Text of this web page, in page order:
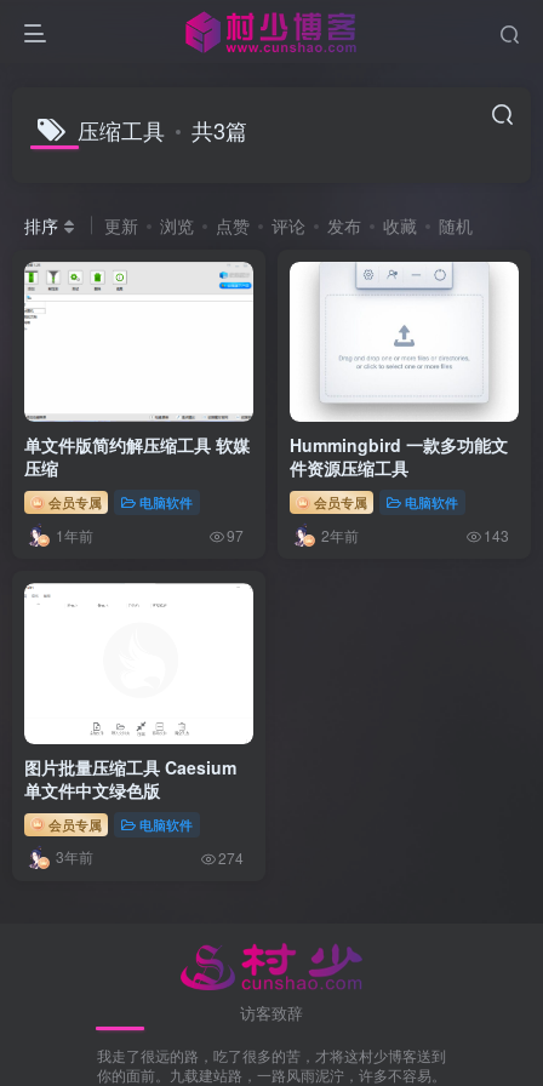
压缩工具 共3篇
排序 更新 浏览 点赞 评论 发布 收藏 随机
单文件版简约解压缩工具 软媒
压缩
会员专属 电脑软件
1年前 97
Hummingbird 一款多功能文
件资源压缩工具
会员专属 电脑软件
2年前 143
图片批量压缩工具 Caesium
单文件中文绿色版
会员专属 电脑软件
3年前 274
访客致辞
我走了很远的路，吃了很多的苦，才将这村少博客送到
你的面前。九载建站路，一路风雨泥泞，许多不容易。